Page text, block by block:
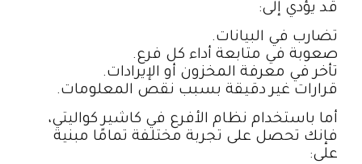
قد يؤدي إلى:
تضارب في البيانات.
صعوبة في متابعة أداء كل فرع.
تأخر في معرفة المخزون أو الإيرادات.
قرارات غير دقيقة بسبب نقص المعلومات.
أما باستخدام نظام الأفرع في كاشير كواليتي،
فإنك تحصل على تجربة مختلفة تمامًا مبنية
على: